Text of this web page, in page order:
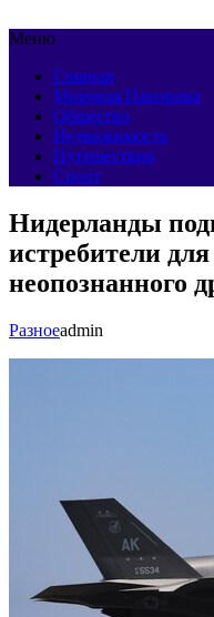
Меню
Главная
Мировая Панорама
Общество
Недвижимость
Путешествия
Спорт
Нидерланды
истребители
неопознанного
Разноеadmin